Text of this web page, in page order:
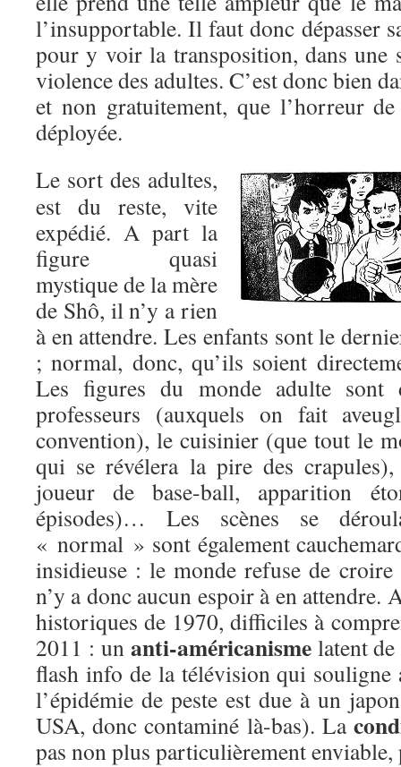
l’insupportable. Il faut donc dépasser
pour y voir la transposition, dans une
violence des adultes. C’est donc bien
et non gratuitement, que l’horreur
déployée.
Le sort des adultes,
est du reste, vite
expédié. A part la
figure quasi
mystique de la mère
de Shô, il n’y a rien
à en attendre. Les enfants sont le
; normal, donc, qu’ils soient
Les figures du monde adulte
professeurs (auxquels on fait
convention), le cuisinier (que tout le
qui se révélera la pire des
joueur de base-ball, apparition
épisodes)… Les scènes se
« normal » sont également
insidieuse : le monde refuse de croire
n’y a donc aucun espoir à en attendre.
historiques de 1970, difficiles à
2011 : un anti-américanismelatent de
flash info de la télévision qui souligne
l’épidémie de peste est due à un
USA, donc contaminé là-bas). La
pas non plus particulièrement enviable,